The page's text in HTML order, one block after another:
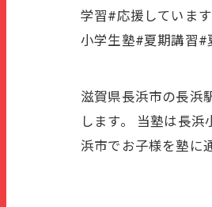
学習#応援していま
小学生塾#夏期講習#
滋賀県長浜市の長浜
します。 当塾は長
浜市でお子様を塾に